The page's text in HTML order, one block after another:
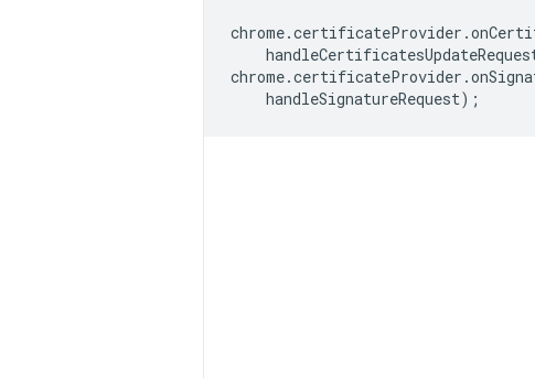
chrome.certificateProvider .
chrome.certificateProvider .
handleSignatureRequest);